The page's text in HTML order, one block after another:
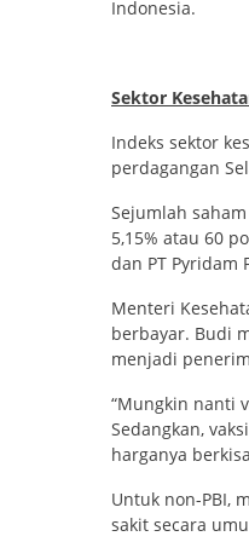
Indonesia.
Sektor
Indeks sektor
perdagangan
Sejumlah
5,15% atau 60
dan PT Pyridam
Menteri
berbayar. Budi
menjadi
“Mungkin nanti
Sedangkan,
harganya
Untuk non-PBI,
sakit secara